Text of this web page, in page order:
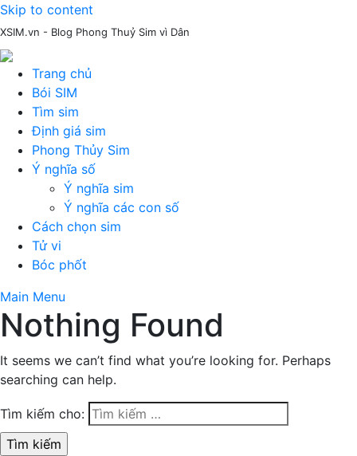
Skip to content
XSIM.vn - Blog Phong Thuỷ Sim vì Dân
Trang chủ
Bói SIM
Tìm sim
Định giá sim
Phong Thủy Sim
Ý nghĩa số
Ý nghĩa sim
Ý nghĩa các con số
Cách chọn sim
Tử vi
Bóc phốt
Main Menu
Nothing Found
It seems we can’t find what you’re looking for. Perhaps
searching can help.
Tìm kiếm cho: